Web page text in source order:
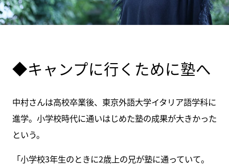
◆キャンプに行くために塾へ
中村さんは高校卒業後、東京外語大学イタリア語学科に
進学。小学校時代に通いはじめた塾の成果が大きかった
という。
「小学校3年生のときに2歳上の兄が塾に通っていて。